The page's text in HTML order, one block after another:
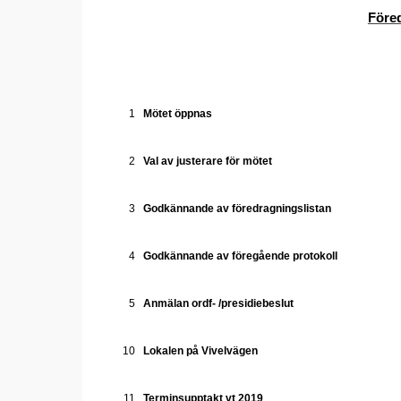
1 Mötet öppnas
2 Val av justerare för mötet
3 Godkännande av föredragningslistan
4 Godkännande av föregående protokoll
5 Anmälan ordf- /presidiebeslut
10 Lokalen på Vivelvägen
11 Terminsupptakt vt 2019